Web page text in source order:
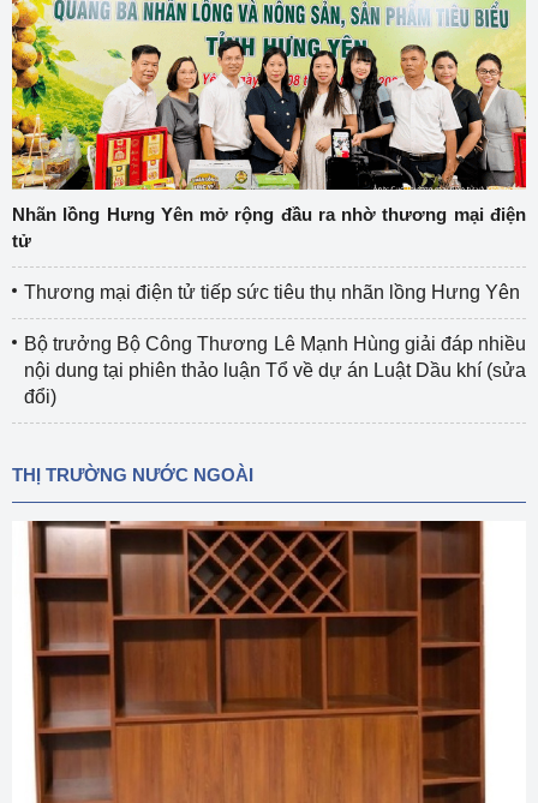
Nhãn lồng Hưng Yên mở rộng đầu ra nhờ thương mại điện
tử
Thương mại điện tử tiếp sức tiêu thụ nhãn lồng Hưng Yên
Bộ trưởng Bộ Công Thương Lê Mạnh Hùng giải đáp nhiều
nội dung tại phiên thảo luận Tổ về dự án Luật Dầu khí (sửa
đổi)
THỊ TRƯỜNG NƯỚC NGOÀI